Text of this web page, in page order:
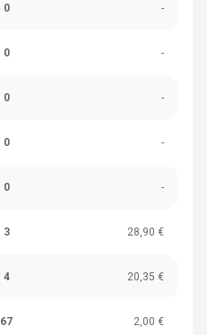
0 -
0 -
0 -
0 -
0 -
3 28,90 €
4 20,35 €
67 2,00 €